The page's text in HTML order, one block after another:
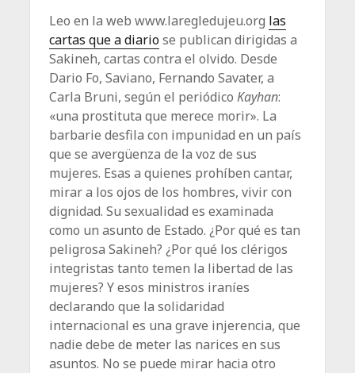
Leo en la web www.laregledujeu.org las
cartas que a diariose publican dirigidas a
Sakineh, cartas contra el olvido. Desde
Dario Fo, Saviano, Fernando Savater, a
Carla Bruni, según el periódicoKayhan:
«una prostituta que merece morir». La
barbarie desfila con impunidad en un país
que se avergüenza de la voz de sus
mujeres. Esas a quienes prohíben cantar,
mirar a los ojos de los hombres, vivir con
dignidad. Su sexualidad es examinada
como un asunto de Estado. ¿Por qué es tan
peligrosa Sakineh? ¿Por qué los clérigos
integristas tanto temen la libertad de las
mujeres? Y esos ministros iraníes
declarando que la solidaridad
internacional es una grave injerencia, que
nadie debe de meter las narices en sus
asuntos. No se puede mirar hacia otro